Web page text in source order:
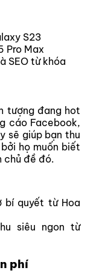
S23
Pro Max
SEO từ khóa
tượng đang hot
cáo Facebook,
sẽ giúp bạn thu
họ muốn biết
chủ đề đó.
bí quyết từ Hoa
siêu ngon từ
phí